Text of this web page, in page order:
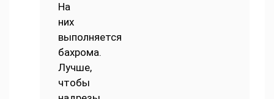
На
них
выполняется
бахрома.
Лучше,
чтобы